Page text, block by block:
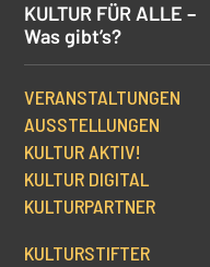
KULTUR FÜR ALLE –
Was gibt’s?
VERANSTALTUNGEN
AUSSTELLUNGEN
KULTUR AKTIV!
KULTUR DIGITAL
KULTURPARTNER
KULTURSTIFTER